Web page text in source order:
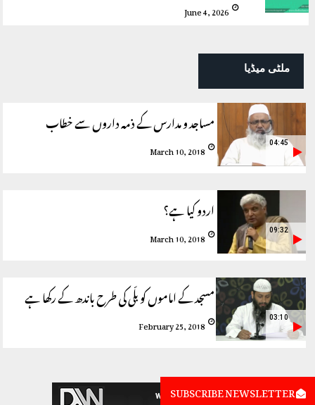
June 4, 2026
ملٹی میڈیا
مساجد و مدارس کے ذمہ داروں سے خطاب
March 10, 2018 04:45
اردو کیا ہے؟
March 10, 2018 09:32
مسجد کے اماموں کو بلّی کی طرح باندھ کے رکھا ہے
February 25, 2018 03:10
SUBSCRIBE NEWSLETTER